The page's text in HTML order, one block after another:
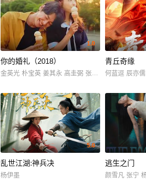
1.0
你的婚礼（2018）
金英光 朴宝英 姜其永 高圭弼 张成范
青丘奇缘
何蓝逗 辰亦
5.0
乱世江湖:神兵决
杨伊墨
逃生之门
颜雪凡 张宁